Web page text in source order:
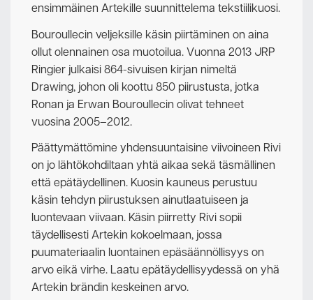
ensimmäinen Artekille suunnittelema tekstiilikuosi.
Bouroullecin veljeksille käsin piirtäminen on aina
ollut olennainen osa muotoilua. Vuonna 2013 JRP
Ringier julkaisi 864-sivuisen kirjan nimeltä
Drawing, johon oli koottu 850 piirustusta, jotka
Ronan ja Erwan Bouroullecin olivat tehneet
vuosina 2005–2012.
Päättymättömine yhdensuuntaisine viivoineen Rivi
on jo lähtökohdiltaan yhtä aikaa sekä täsmällinen
että epätäydellinen. Kuosin kauneus perustuu
käsin tehdyn piirustuksen ainutlaatuiseen ja
luontevaan viivaan. Käsin piirretty Rivi sopii
täydellisesti Artekin kokoelmaan, jossa
puumateriaalin luontainen epäsäännöllisyys on
arvo eikä virhe. Laatu epätäydellisyydessä on yhä
Artekin brändin keskeinen arvo.